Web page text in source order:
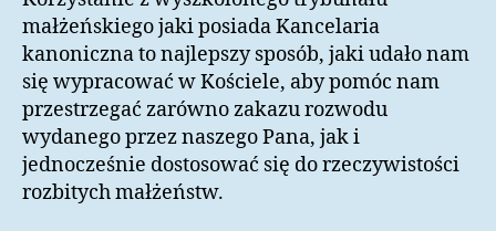
małżeńskiego jaki posiada Kancelaria
kanoniczna to najlepszy sposób, jaki udało nam
się wypracować w Kościele, aby pomóc nam
przestrzegać zarówno zakazu rozwodu
wydanego przez naszego Pana, jak i
jednocześnie dostosować się do rzeczywistości
rozbitych małżeństw.